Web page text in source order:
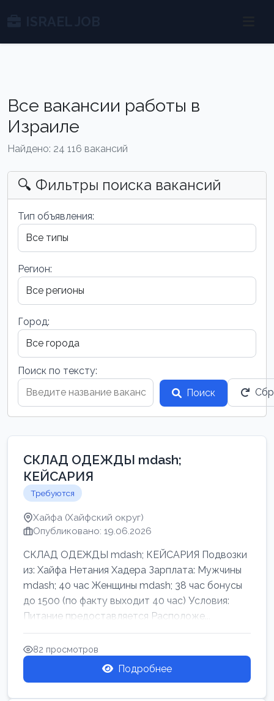
Все вакансии работы в
Израиле
Найдено: 24 116 вакансий
🔍 Фильтры поиска вакансий
Тип объявления:
Регион:
Город:
Поиск по тексту:
Поиск
СКЛАД ОДЕЖДЫ mdash;
КЕЙСАРИЯ
Требуются
Хайфа (Хайфский округ)
Опубликовано: 19.06.2026
СКЛАД ОДЕЖДЫ mdash; КЕЙСАРИЯ Подвозки
из: Хайфа Нетания Хадера Зарплата: Мужчины
mdash; 40 час Женщины mdash; 38 час бонусы
до 1500 (по факту выходит 40 час) Условия:
Питание предоставляется Расположе...
82 просмотров
Подробнее